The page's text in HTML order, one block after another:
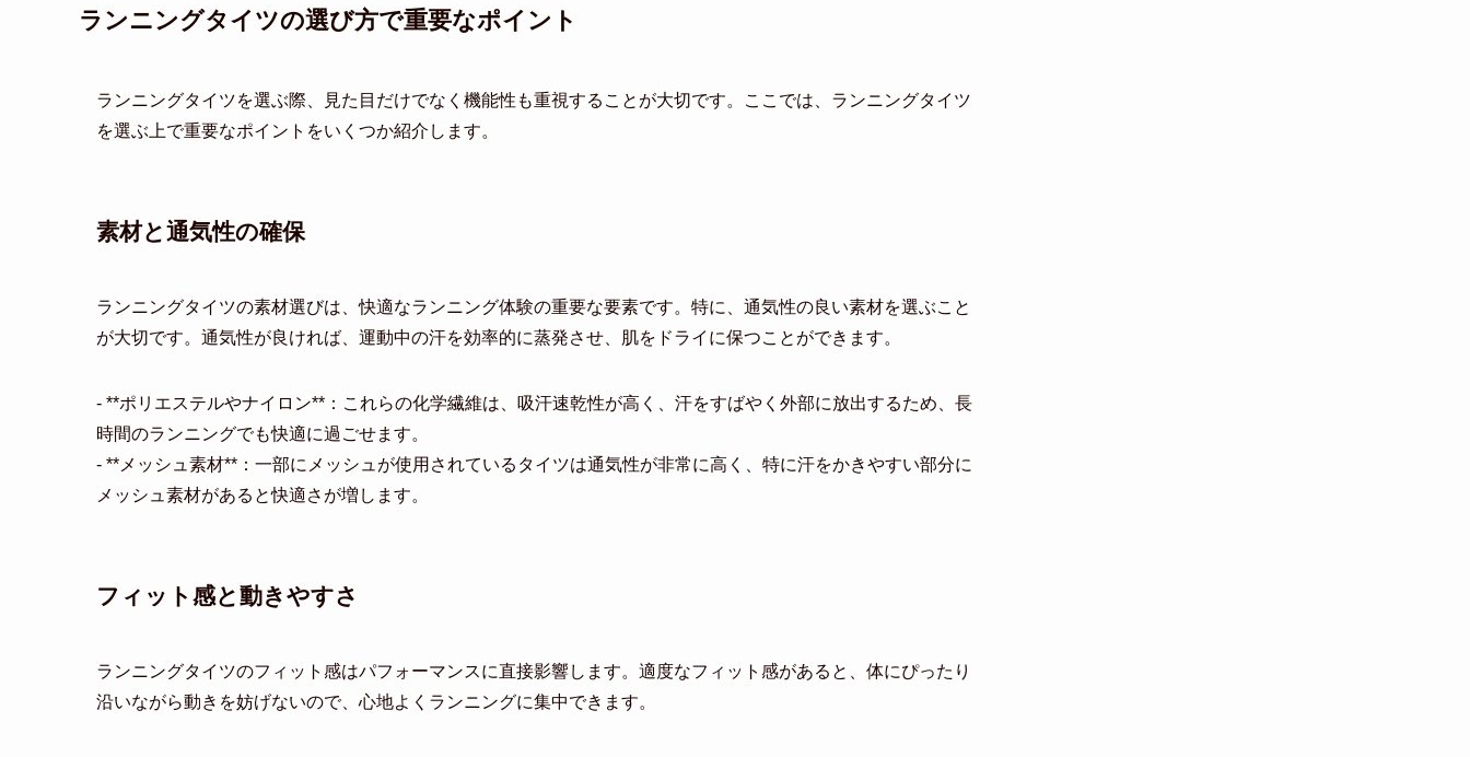
ランニングタイツの選び方で重要なポイント
ランニングタイツを選ぶ際、見た目だけでなく機能性も重視することが大切です。ここでは、ランニングタイツ
を選ぶ上で重要なポイントをいくつか紹介します。
素材と通気性の確保
ランニングタイツの素材選びは、快適なランニング体験の重要な要素です。特に、通気性の良い素材を選ぶこと
が大切です。通気性が良ければ、運動中の汗を効率的に蒸発させ、肌をドライに保つことができます。
- **ポリエステルやナイロン**：これらの化学繊維は、吸汗速乾性が高く、汗をすばやく外部に放出するため、長
時間のランニングでも快適に過ごせます。
- **メッシュ素材**：一部にメッシュが使用されているタイツは通気性が非常に高く、特に汗をかきやすい部分に
メッシュ素材があると快適さが増します。
フィット感と動きやすさ
ランニングタイツのフィット感はパフォーマンスに直接影響します。適度なフィット感があると、体にぴったり
沿いながら動きを妨げないので、心地よくランニングに集中できます。